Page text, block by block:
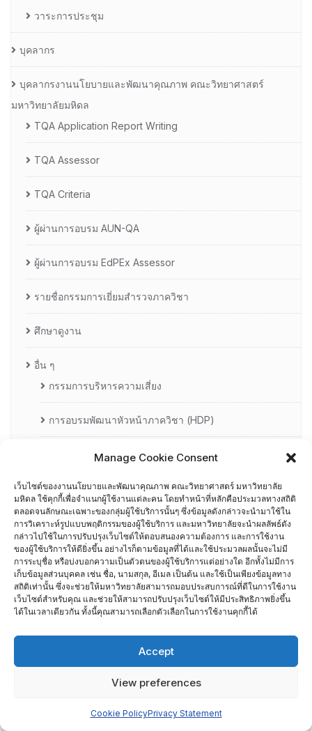
Manage Cookie Consent
เว็บไซต์ของงานนโยบายและพัฒนาคุณภาพ คณะวิทยาศาสตร์ มหาวิทยาลัย
มหิดล ใช้คุกกี้เพื่อจำแนกผู้ใช้งานแต่ละคน โดยทำหน้าที่หลักคือประมวลทางสถิติ
ตลอดจนลักษณะเฉพาะของกลุ่มผู้ใช้บริการนั้นๆ ซึ่งข้อมูลดังกล่าวจะนำมาใช้ใน
การวิเคราะห์รูปแบบพฤติกรรมของผู้ใช้บริการ และมหาวิทยาลัยจะนำผลลัพธ์ดัง
กล่าวไปใช้ในการปรับปรุงเว็บไซต์ให้ตอบสนองความต้องการ และการใช้งาน
ของผู้ใช้บริการให้ดียิ่งขึ้น อย่างไรก็ตามข้อมูลที่ได้และใช้ประมวลผลนั้นจะไม่มี
การระบุชื่อ หรือบ่งบอกความเป็นตัวตนของผู้ใช้บริการแต่อย่างใด อีกทั้งไม่มีการ
เก็บข้อมูลส่วนบุคคล เช่น ชื่อ, นามสกุล, อีเมล เป็นต้น และใช้เป็นเพียงข้อมูลทาง
สถิติเท่านั้น ซึ่งจะช่วยให้มหาวิทยาลัยสามารถมอบประสบการณ์ที่ดีในการใช้งาน
เว็บไซต์สำหรับคุณ และช่วยให้สามารถปรับปรุงเว็บไซต์ให้มีประสิทธิภาพยิ่งขึ้น
ได้ในเวลาเดียวกัน ทั้งนี้คุณสามารถเลือกตัวเลือกในการใช้งานคุกกี้ได้
Accept
View preferences
Cookie PolicyPrivacy Statement
วาระการประชุม
บุคลากร
บุคลากรงานนโยบายและพัฒนาคุณภาพ คณะวิทยาศาสตร์
มหาวิทยาลัยมหิดล
TQA Application Report Writing
TQA Assessor
TQA Criteria
ผู้ผ่านการอบรม AUN-QA
ผู้ผ่านการอบรม EdPEx Assessor
รายชื่อกรรมการเยี่ยมสำรวจภาควิชา
ศึกษาดูงาน
อื่น ๆ
กรรมการบริหารความเสี่ยง
การอบรมพัฒนาหัวหน้าภาควิชา (HDP)
คณะกรรมการรับเรื่องร้องเรียน
คณะผู้บริหารคณะวิทยาศาสตร์ ที่ผ่านการอบรมด้านพัฒนา
คุณภาพ
คณะผู้บริหารคณะวิทยาศาสตร์ ปี 2558- 2562
ผู้ตรวจประเมิน MUQD
ผู้บริหาร
ประกันคุณภาพภายนอก